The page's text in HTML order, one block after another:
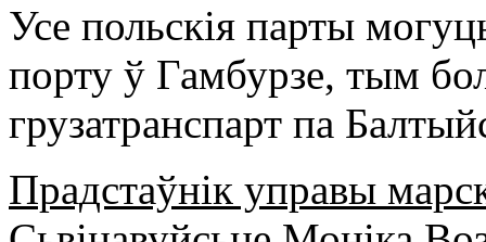
Усе польскія парты
порту ў Гамбурзе, тым
грузатранспарт па
Прадстаўнік управы